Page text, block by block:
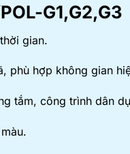
G1,G2,G3
gian.
phù hợp không gian
tắm, công trình dân